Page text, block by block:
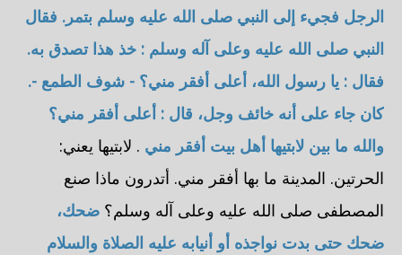
الرجل فجيء إلى النبي صلى الله عليه وسلم بتمر. فقال
النبي صلى الله عليه وعلى آله وسلم : خذ هذا تصدق به.
فقال : يا رسول الله، أعلى أفقر مني؟ - شوف الطمع -.
كان جاء على أنه خائف وجل، قال : أعلى أفقر مني؟
والله ما بين لابتيها أهل بيت أفقر مني . لابتيها يعني:
الحرتين. المدينة ما بها أفقر مني. أتدرون ماذا صنع
المصطفى صلى الله عليه وعلى آله وسلم؟ ضحك،
ضحك حتى بدت نواجذه أو أنيابه عليه الصلاة والسلام